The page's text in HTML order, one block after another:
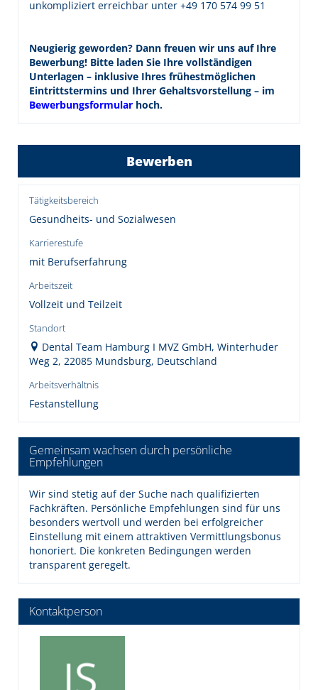
unkompliziert erreichbar unter +49 170 574 99 51
Neugierig geworden? Dann freuen wir uns auf Ihre
Bewerbung! Bitte laden Sie Ihre vollständigen
Unterlagen – inklusive Ihres frühestmöglichen
Eintrittstermins und Ihrer Gehaltsvorstellung – im
Bewerbungsformular hoch.
Bewerben
Tätigkeitsbereich
Gesundheits- und Sozialwesen
Karrierestufe
mit Berufserfahrung
Arbeitszeit
Vollzeit und Teilzeit
Standort
Dental Team Hamburg I MVZ GmbH, Winterhuder
Weg 2, 22085 Mundsburg, Deutschland
Arbeitsverhältnis
Festanstellung
Gemeinsam wachsen durch persönliche
Empfehlungen
Wir sind stetig auf der Suche nach qualifizierten
Fachkräften. Persönliche Empfehlungen sind für uns
besonders wertvoll und werden bei erfolgreicher
Einstellung mit einem attraktiven Vermittlungsbonus
honoriert. Die konkreten Bedingungen werden
transparent geregelt.
Kontaktperson